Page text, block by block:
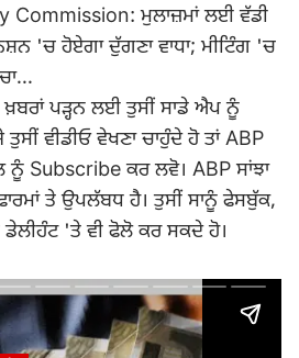
Commission: ਮੁਲਾਜ਼ਮਾਂ ਲਈ ਵੱਡੀ
'ਚ ਹੋਏਗਾ ਦੁੱਗਣਾ ਵਾਧਾ; ਮੀਟਿੰਗ 'ਚ
ਪੜ੍ਹਨ ਲਈ ਤੁਸੀਂ ਸਾਡੇ ਐਪ ਨੂੰ
ਵੀਡੀਓ ਵੇਖਣਾ ਚਾਹੁੰਦੇ ਹੋ ਤਾਂ ABP
ਨੂੰ Subscribe ਕਰ ਲਵੋ। ABP ਸਾਂਝਾ
ਤੇ ਉਪਲੱਬਧ ਹੈ। ਤੁਸੀਂ ਸਾਨੂੰ ਫੇਸਬੁੱਕ,
'ਤੇ ਵੀ ਫੋਲੋ ਕਰ ਸਕਦੇ ਹੋ।